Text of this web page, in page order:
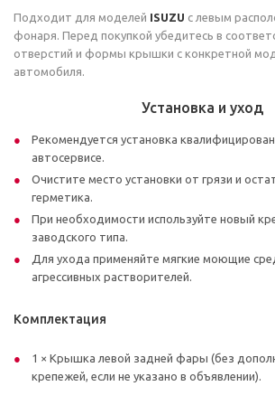
Подходит для моделей ISUZU с левым
фонаря. Перед покупкой убедитесь в
отверстий и формы крышки с конкретной
автомобиля.
Установка и уход
Рекомендуется установка
автосервисе.
Очистите место установки от грязи и
герметика.
При необходимости используйте новый
заводского типа.
Для ухода применяйте мягкие моющие
агрессивных растворителей.
Комплектация
1 × Крышка левой задней фары (без
крепежей, если не указано в объявлении).